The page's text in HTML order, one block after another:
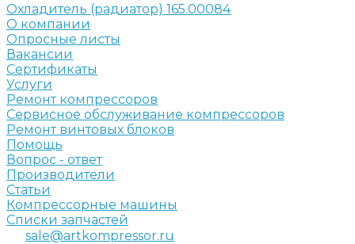
Охладитель (радиатор) 165.00084
О компании
Опросные листы
Вакансии
Сертификаты
Услуги
Ремонт компрессоров
Сервисное обслуживание компрессоров
Ремонт винтовых блоков
Помощь
Вопрос - ответ
Производители
Статьи
Компрессорные машины
Списки запчастей
sale@artkompressor.ru